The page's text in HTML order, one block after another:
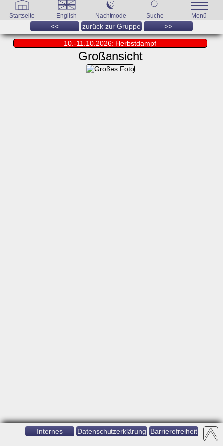
Startseite English Nachtmode Suche Menü
<< zurück zur Gruppe >>
10.-11.10.2026: Herbstdampf
Großansicht
Internes Datenschutzerklärung Barrierefreiheit